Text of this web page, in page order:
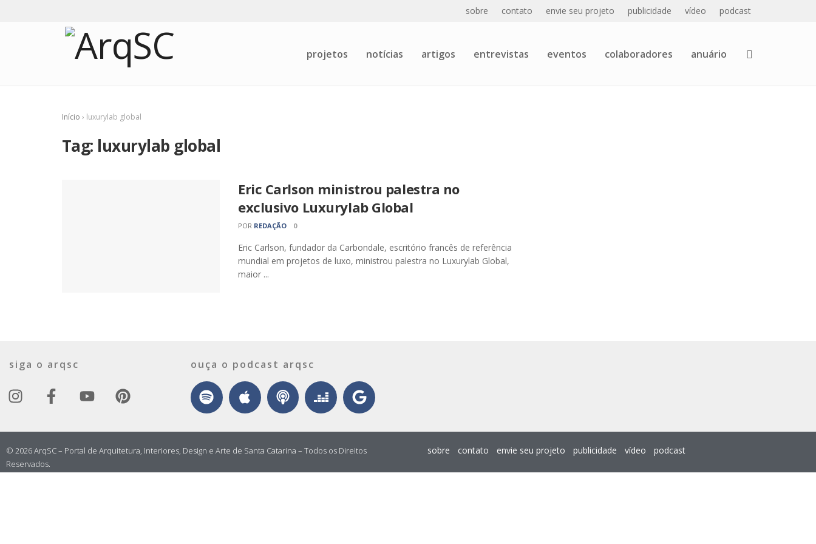
sobre contato envie seu projeto publicidade vídeo podcast
projetos notícias artigos entrevistas eventos colaboradores anuário
Início › luxurylab global
Tag: luxurylab global
Eric Carlson ministrou palestra no
exclusivo Luxurylab Global
POR REDAÇÃO 0
Eric Carlson, fundador da Carbondale, escritório francês de referência
mundial em projetos de luxo, ministrou palestra no Luxurylab Global,
maior ...
siga o arqsc ouça o podcast arqsc
© 2026 ArqSC – Portal de Arquitetura, Interiores, Design e Arte de Santa Catarina – Todos os Direitos
Reservados.
sobre contato envie seu projeto publicidade vídeo podcast